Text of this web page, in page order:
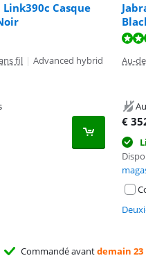
Link390c Casque
sur 1 avis.
fil | Advanced hybrid
sur 15 avis.
Au-
€
Commandé avantdemain 23